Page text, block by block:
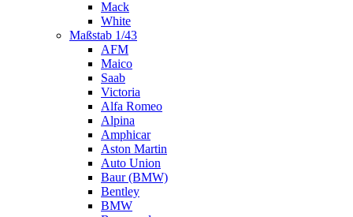
Mack
White
Maßstab 1/43
AFM
Maico
Saab
Victoria
Alfa Romeo
Alpina
Amphicar
Aston Martin
Auto Union
Baur (BMW)
Bentley
BMW